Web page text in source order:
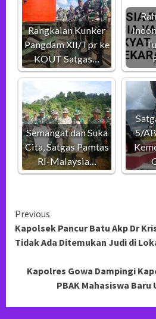
Rangkaian Kunker
Pangdam XII/Tpr ke
KOUT Satgas…
Semangat dan Suka
Cita, Satgas Pamtas
RI-Malaysia…
5/
Continue
Reading
Previous
Kapolsek Pancur Batu Akp Dr
Tidak Ada Ditemukan Judi di
Kapolres Gowa Dampingi
PBAK Mahasiswa